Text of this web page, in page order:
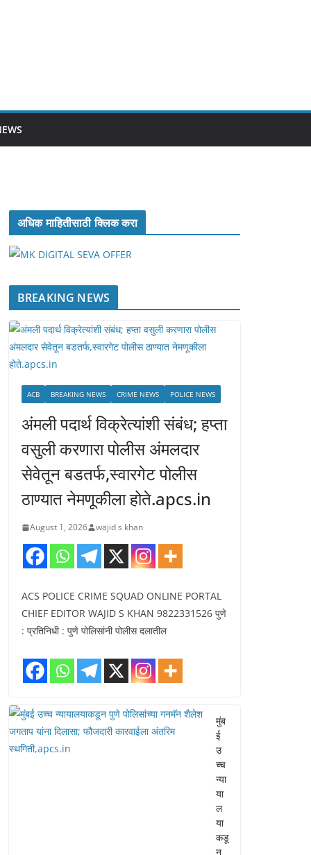
अधिक माहितीसाठी क्लिक करा
BREAKING NEWS
ACB BREAKING NEWS CRIME NEWS POLICE NEWS
अंमली पदार्थ विक्रेत्यांशी संबंध; हप्ता
वसुली करणारा पोलीस अंमलदार
सेवेतून बडतर्फ,स्वारगेट पोलीस
ठाण्यात नेमणूकीला होते.apcs.in
August 1, 2026 wajid s khan
ACS POLICE CRIME SQUAD ONLINE PORTAL
CHIEF EDITOR WAJID S KHAN 9822331526 पुणे
: प्रतिनिधी : पुणे पोलिसांनी पोलीस दलातील
मुंब
ई
उ
च्च
न्या
या
ल
या
कडू
न